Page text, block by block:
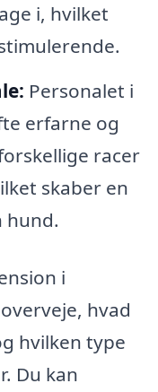
i, hvilket
Personalet i
erfarne og
racer
skaber en
i
hvad
hvilken type
Du kan